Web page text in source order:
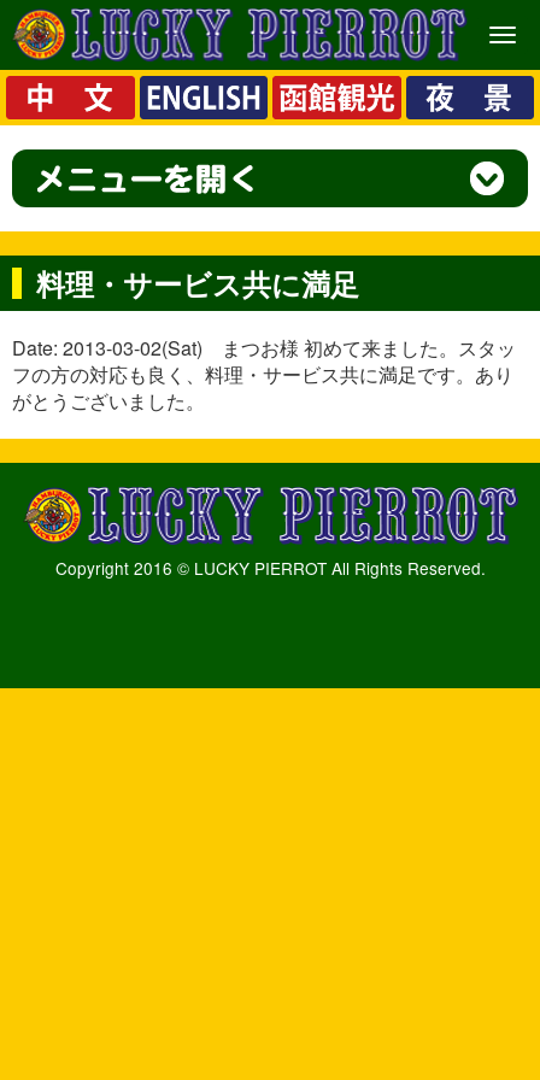
メ
ニ
ュ
ー
料理・サービス共に満足
Date: 2013-03-02(Sat) まつお様 初めて来ました。スタッ
フの方の対応も良く、料理・サービス共に満足です。あり
がとうございました。
Copyright 2016 © LUCKY PIERROT All Rights Reserved.